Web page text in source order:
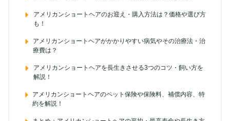
アメリカンショートヘアのお迎え・購入方法は？価格や選び方
も！
アメリカンショートヘアがかかりやすい病気やその治療法・治
療費は？
アメリカンショートヘアを長生きさせる3つのコツ・飼い方を
解説！
アメリカンショートヘアのペット保険や保険料、補償内容、特
約を解説！